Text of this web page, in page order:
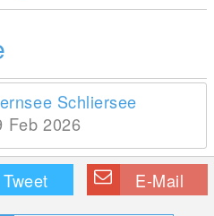
Schliersee
Feb 2026
Tweet E-Mail